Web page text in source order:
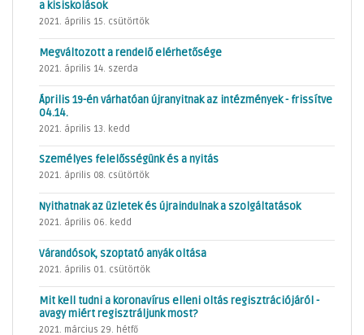
a kisiskolások
2021. április 15. csütörtök
Megváltozott a rendelő elérhetősége
2021. április 14. szerda
Április 19-én várhatóan újranyitnak az intézmények - frissítve
04.14.
2021. április 13. kedd
Személyes felelősségünk és a nyitás
2021. április 08. csütörtök
Nyithatnak az üzletek és újraindulnak a szolgáltatások
2021. április 06. kedd
Várandósok, szoptató anyák oltása
2021. április 01. csütörtök
Mit kell tudni a koronavírus elleni oltás regisztrációjáról -
avagy miért regisztráljunk most?
2021. március 29. hétfő